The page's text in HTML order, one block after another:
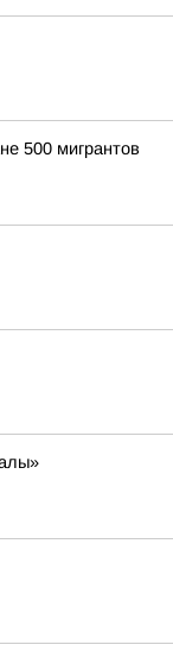
500 мигрантов